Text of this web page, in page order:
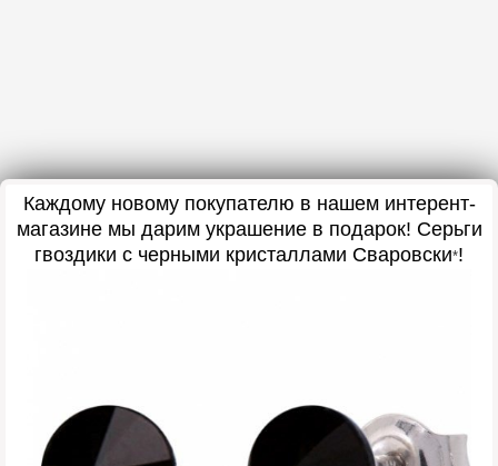
Каждому новому покупателю в нашем интерент-
магазине мы дарим украшение в подарок! Серьги
гвоздики с черными кристаллами Сваровски*!